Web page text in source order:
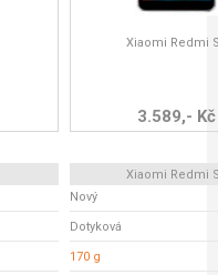
Xiaomi Redmi
3.589,- Kč
Xiaomi Redmi
Nový
Dotyková
170 g